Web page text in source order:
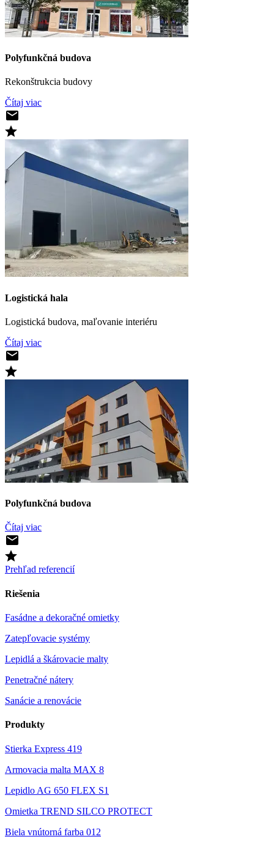
Polyfunkčná budova
Rekonštrukcia budovy
Čítaj viac
Logistická hala
Logistická budova, maľovanie interiéru
Čítaj viac
Polyfunkčná budova
Čítaj viac
Prehľad referencií
Riešenia
Fasádne a dekoračné omietky
Zatepľovacie systémy
Lepidlá a škárovacie malty
Penetračné nátery
Sanácie a renovácie
Produkty
Stierka Express 419
Armovacia malta MAX 8
Lepidlo AG 650 FLEX S1
Omietka TREND SILCO PROTECT
Biela vnútorná farba 012